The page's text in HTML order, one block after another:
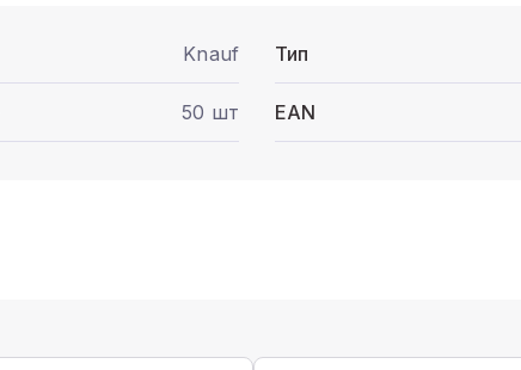
Knauf Тип
50 шт EAN